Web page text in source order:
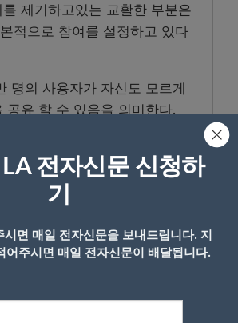
제기하고있는 교활한 부분은
적으로 참여를 설정하고 있다
명의 사용자가 자신도 모르게
공유 할 수 있음을 의미한다.
음과 같습니다.
에서 Alexa 앱을 열고, 더
를 누른다. 참여를 비활성화
지 마음을 바꾸고 다시 참여할 수
LA 전자신문 신청하
기
시면 매일 전자신문을 보내드립니다. 지
어주시면 매일 전자신문이 배달됩니다.